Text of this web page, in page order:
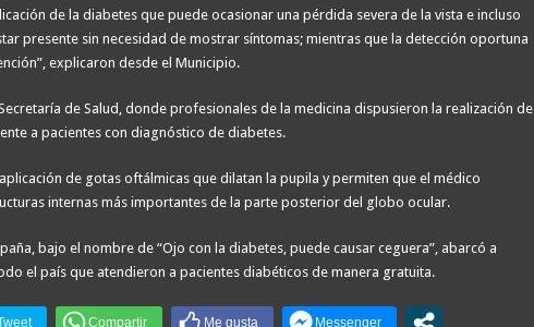
de la diabetes que puede ocasionar una pérdida severa de la vista e incluso
presente sin necesidad de mostrar síntomas; mientras que la detección oportuna
explicaron desde el Municipio.
de Salud, donde profesionales de la medicina dispusieron la realización de
a pacientes con diagnóstico de diabetes.
de gotas oftálmicas que dilatan la pupila y permiten que el médico
internas más importantes de la parte posterior del globo ocular.
bajo el nombre de “Ojo con la diabetes, puede causar ceguera”, abarcó a
el país que atendieron a pacientes diabéticos de manera gratuita.